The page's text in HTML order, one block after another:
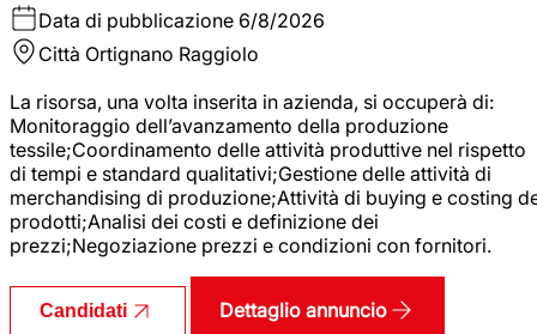
Data di pubblicazione 6/8/2026
Città Ortignano Raggiolo
La risorsa, una volta inserita in azienda, si occuperà di:
Monitoraggio dell’avanzamento della produzione
tessile;Coordinamento delle attività produttive nel rispetto
di tempi e standard qualitativi;Gestione delle attività di
merchandising di produzione;Attività di buying e costing
prodotti;Analisi dei costi e definizione dei
prezzi;Negoziazione prezzi e condizioni con fornitori.
Candidati Dettaglio annuncio